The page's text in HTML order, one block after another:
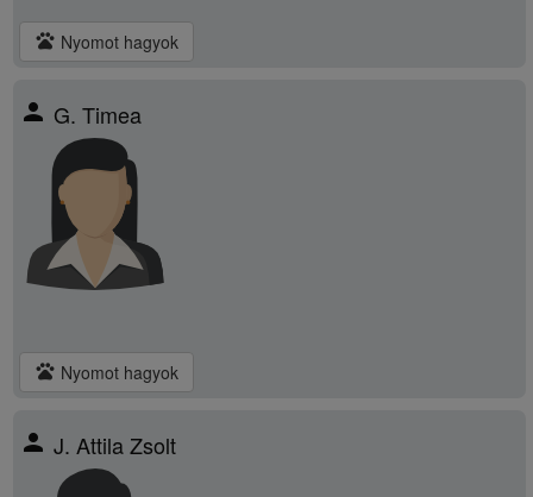
pets Nyomot hagyok
person G. Timea
pets Nyomot hagyok
person J. Attila Zsolt